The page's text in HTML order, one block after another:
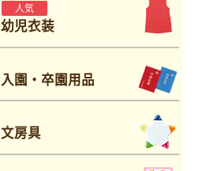
人気
幼児衣装
入園・卒園用品
文房具